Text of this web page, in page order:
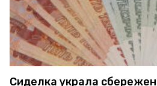
Сиделка украла